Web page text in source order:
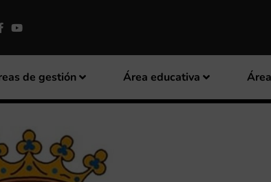
de gestión Área educativa